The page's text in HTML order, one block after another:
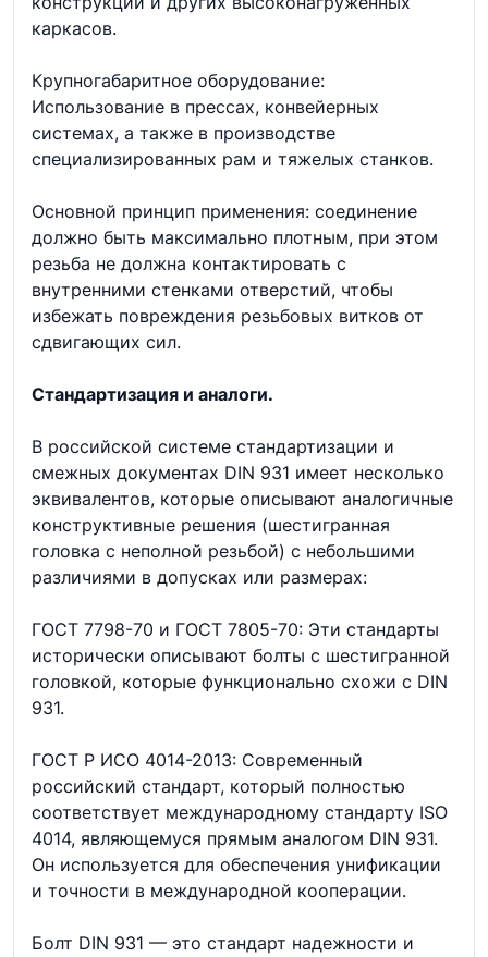
каркасов.
Крупногабаритное оборудование:
Использование в прессах, конвейерных
системах, а также в производстве
специализированных рам и тяжелых станков.
Основной принцип применения: соединение
должно быть максимально плотным, при этом
резьба не должна контактировать с
внутренними стенками отверстий, чтобы
избежать повреждения резьбовых витков от
сдвигающих сил.
Стандартизация и аналоги.
В российской системе стандартизации и
смежных документах DIN 931 имеет несколько
эквивалентов, которые описывают аналогичные
конструктивные решения (шестигранная
головка с неполной резьбой) с небольшими
различиями в допусках или размерах:
ГОСТ 7798-70 и ГОСТ 7805-70: Эти стандарты
исторически описывают болты с шестигранной
головкой, которые функционально схожи с DIN
931.
ГОСТ Р ИСО 4014-2013: Современный
российский стандарт, который полностью
соответствует международному стандарту ISO
4014, являющемуся прямым аналогом DIN 931.
Он используется для обеспечения унификации
и точности в международной кооперации.
Болт DIN 931 — это стандарт надежности и